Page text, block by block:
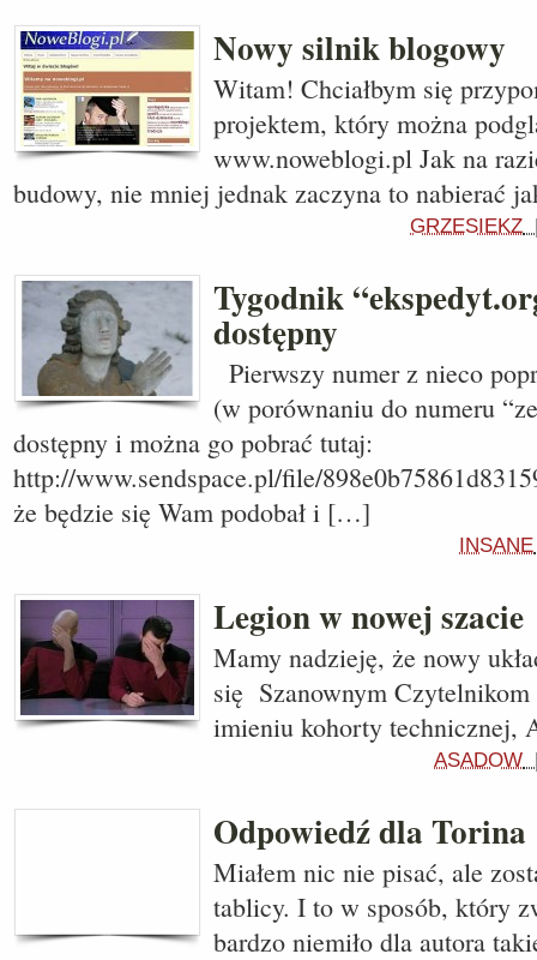
Nowy silnik blogowy
Witam! Chciałbym się
projektem, który można
www.noweblogi.pl Jak na
budowy, nie mniej jednak zaczyna to nabierać
GRZESIEKZ
Tygodnik
dostępny
Pierwszy numer z nieco
(w porównaniu do numeru
dostępny i można go pobrać tutaj:
http://www.sendspace.pl/file/
że będzie się Wam podobał i […]
INSANE
Legion w nowej szacie
Mamy nadzieję, że nowy
się Szanownym
imieniu kohorty technicznej,
ASADOW
Odpowiedź dla Torina
Miałem nic nie pisać, ale
tablicy. I to w sposób, który
bardzo niemiło dla autora